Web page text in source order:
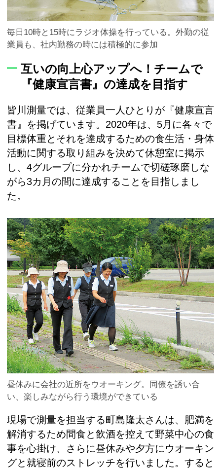
毎日10時と15時にラジオ体操を行っている。外勤の従
業員も、社内勤務の時には積極的に参加
互いの向上心アップへ！チームで
『健康宣言書』の達成を目指す
皆川測量では、従業員一人ひとりが『健康宣言
書』を掲げています。2020年は、5月に各々で
目標体重とそれを達成するための食生活・身体
活動に関する取り組みを決めて休憩室に掲示
し、4グループに分かれチームで切磋琢磨しな
がら3カ月の間に達成することを目指しまし
た。
昼休みに会社の近所をウオーキング。同僚を誘い合
い、楽しみながら行う環境ができている
現場で測量を担当する町島隆太さんは、肥満を
解消するため間食と飲酒を控えて野菜中心の食
事を心掛け、さらに昼休みや夕方にウオーキン
グと就寝前のストレッチを行いました。すると